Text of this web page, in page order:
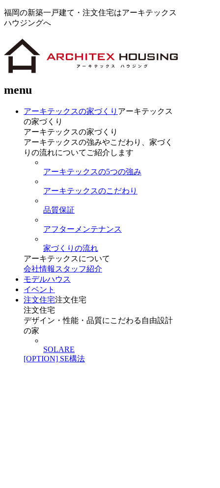
福岡の新築一戸建て・注文住宅はアーキテックス
ハウジングへ
menu
アーキテックスの家づくり アーキテックス
の家づくり
アーキテックスの家づくり
アーキテックスの強みやこだわり、家づく
りの流れについてご紹介します
アーキテックスの5つの強み
アーキテックスのこだわり
品質保証
アフターメンテナンス
家づくりの流れ
アーキテックスについて
会社情報 スタッフ紹介
モデルハウス
イベント
注文住宅注文住宅
注文住宅
デザイン・性能・品質にこだわる自由設計
の家
SOLARE
[OPTION] SE構法